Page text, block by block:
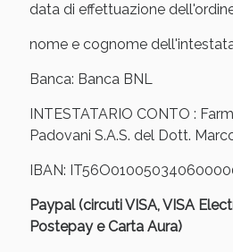
data di effettuazione
nome e cognome
Banca: Banca BNL
INTESTATARIO CONTO :
Padovani S.A.S. del Dott.
IBAN:
Paypal (circuti VISA, VISA
Postepay e Carta Aura)
Vie Urinarie e Prostata: